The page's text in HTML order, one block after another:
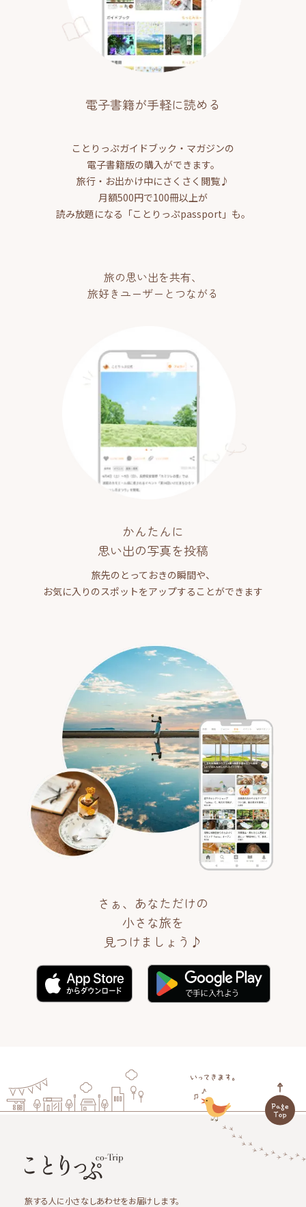
電子書籍が手軽に読める
ことりっぷガイドブック・マガジンの
電子書籍版の購入ができます。
旅行・お出かけ中にさくさく閲覧♪
月額500円で100冊以上が
読み放題になる「ことりっぷpassport」も。
旅の思い出を共有、
旅好きユーザーとつながる
かんたんに
思い出の写真を投稿
旅先のとっておきの瞬間や、
お気に入りのスポットをアップすることができます
さぁ、あなただけの
小さな旅を
見つけましょう♪
旅する人に小さなしあわせをお届けします。